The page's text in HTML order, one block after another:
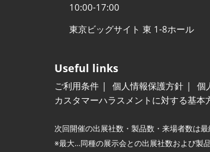
10:00-17:00
東京ビッグサイト 東 1-8ホール
Useful links
ご利用条件 個人情報保護方針 個
カスタマーハラスメントに対する基本
次回開催の出展社数・製品数・来場者数は
※最大…同種の展示会との出展社数および製品